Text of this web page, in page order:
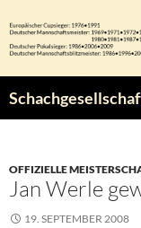
Inhalt
springen
OFFIZIELLE
Jan Werle
19. SEPTEMBER 2008